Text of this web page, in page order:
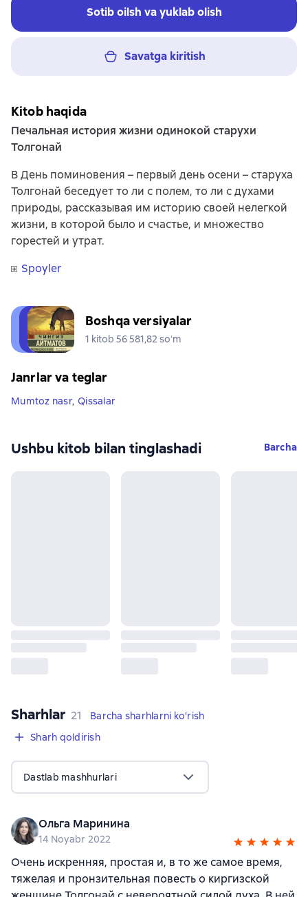
Sotib oilsh va yuklab olish
Savatga kiritish
Kitob haqida
Печальная история жизни одинокой старухи
Толгонай
В День поминовения – первый день осени – старуха
Толгонай беседует то ли с полем, то ли с духами
природы, рассказывая им историю своей нелегкой
жизни, в которой было и счастье, и множество
горестей и утрат.
Spoyler
Boshqa versiyalar
1 kitob 56 581,82 soʻm
Janrlar va teglar
Mumtoz nasr, Qissalar
Ushbu kitob bilan tinglashadi Barcha
Sharhlar 21 sharhlar
21
Barcha sharhlarni ko'rish
Sharh qoldirish
Dastlab mashhurlari
Ольга Маринина
14 Noyabr 2022
Очень искренняя, простая и, в то же самое время,
тяжелая и пронзительная повесть о киргизской